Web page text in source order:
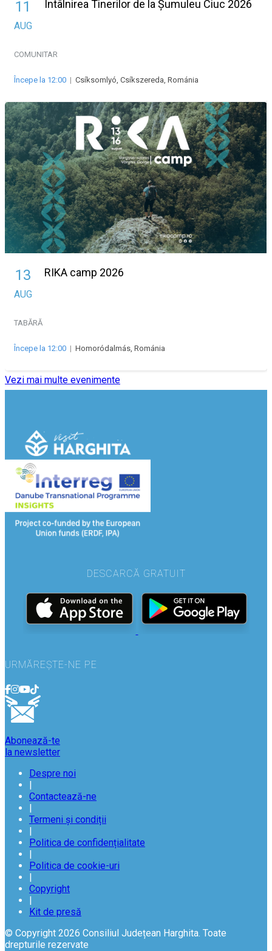
11
AUG
Întâlnirea Tinerilor de la Șumuleu Ciuc 2026
COMUNITAR
Începe la 12:00 | Csíksomlyó, Csíkszereda, Románia
13
AUG
RIKA camp 2026
TABĂRĂ
Începe la 12:00 | Homoródalmás, Románia
Vezi mai multe evenimente
DESCARCĂ GRATUIT
URMĂREȘTE-NE PE
Abonează-te
la newsletter
Despre noi
|
Contactează-ne
|
Termeni și condiții
|
Politica de confidențialitate
|
Politica de cookie-uri
|
Copyright
|
Kit de presă
© Copyright 2026 Consiliul Județean Harghita. Toate
drepturile rezervate